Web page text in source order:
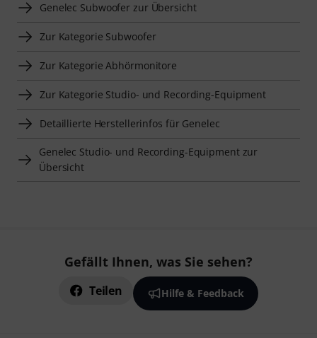
Genelec Subwoofer zur Übersicht
Zur Kategorie Subwoofer
Zur Kategorie Abhörmonitore
Zur Kategorie Studio- und Recording-Equipment
Detaillierte Herstellerinfos für Genelec
Genelec Studio- und Recording-Equipment zur
Übersicht
Gefällt Ihnen, was Sie sehen?
Teilen Hilfe & Feedback